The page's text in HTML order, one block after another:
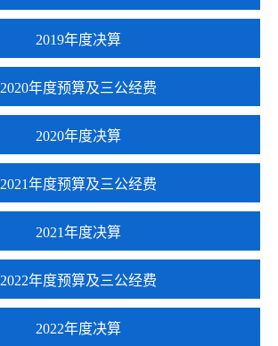
2019年度决算
2020年度预算及三公经费
2020年度决算
2021年度预算及三公经费
2021年度决算
2022年度预算及三公经费
2022年度决算